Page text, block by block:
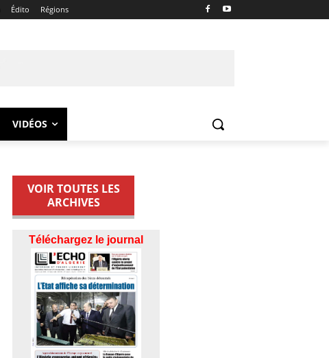
Édito Régions
VIDÉOS
VOIR TOUTES LES
ARCHIVES